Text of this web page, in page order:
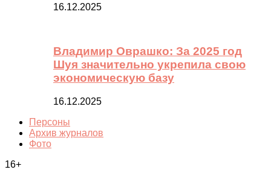
16.12.2025
Владимир Оврашко: За 2025 год
Шуя значительно укрепила свою
экономическую базу
16.12.2025
Персоны
Архив журналов
Фото
16+